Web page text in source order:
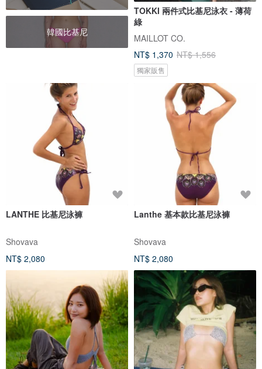
韓國比基尼
TOKKI 兩件式比基尼泳衣 - 薄荷
綠
MAILLOT CO.
NT$ 1,370 NT$ 1,556
獨家販售
LANTHE 比基尼泳褲
Shovava
NT$ 2,080
Lanthe 基本款比基尼泳褲
Shovava
NT$ 2,080